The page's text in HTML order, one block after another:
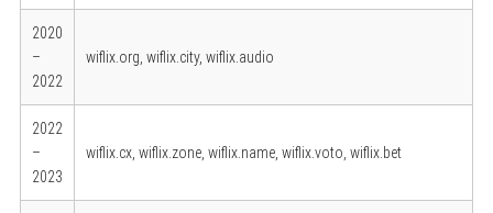
2020
–
2022
wiflix.org, wiflix.city, wiflix.audio
2022
–
2023
wiflix.cx, wiflix.zone, wiflix.name, wiflix.voto, wiflix.bet